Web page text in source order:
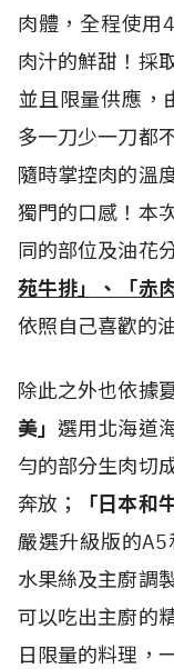
肉體，全程使用
肉汁的鮮甜！採
並且限量供應，
多一刀少一刀都
隨時掌控肉的溫
獨門的口感！本
同的部位及油花
苑牛排」、「赤
依照自己喜歡的
除此之外也依據
美」選用北海道
勻的部分生肉切
奔放；
「日本和
嚴選升級版的A5
水果絲及主廚調
可以吃出主廚的
日限量的料理，